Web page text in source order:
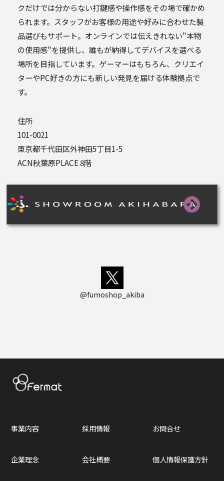
クだけでは分からない打鍵感や操作感をその場で確かめ
られます。スタッフがお客様の用途や好みに合わせた製
品選びもサポート。オンラインでは伝えきれない"本物
の使用感"を提供し、誰もが納得してデバイスを選べる
場所を目指しています。ゲーマーはもちろん、クリエイ
ターやPC好きの方にも新しい発見を届ける体験拠点で
す。
住所
101-0021
東京都千代田区外神田5丁目1-5
ACN秋葉原PLACE 8階
@fumoshop_akiba
事業内容 採用情報 お問合せ
企業理念 会社概要 個人情報保護方針